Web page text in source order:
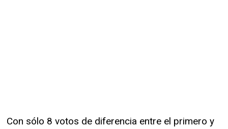
Con sólo 8 votos de diferencia entre el primero y